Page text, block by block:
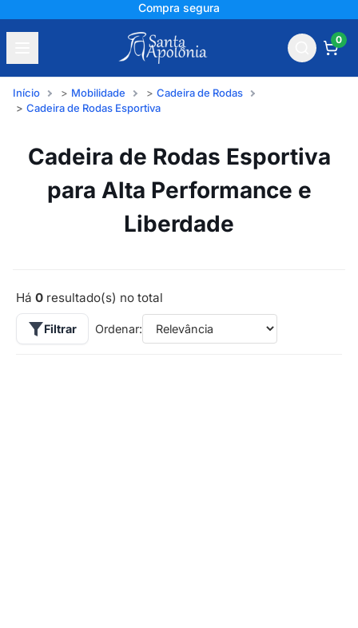
Compra segura
0
Início Mobilidade
Cadeira de Rodas
Cadeira de Rodas Esportiva
Cadeira de Rodas Esportiva
para Alta Performance e
Liberdade
Há 0 resultado(s) no total
Filtrar Ordenar: